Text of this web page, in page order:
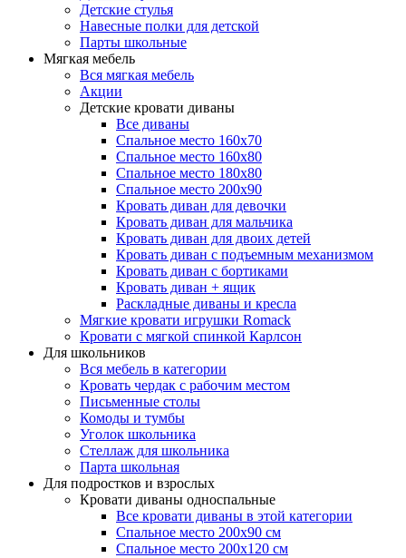
Детские стулья
Навесные полки для детской
Парты школьные
Мягкая мебель
Вся мягкая мебель
Акции
Детские кровати диваны
Все диваны
Спальное место 160х70
Спальное место 160х80
Спальное место 180х80
Спальное место 200х90
Кровать диван для девочки
Кровать диван для мальчика
Кровать диван для двоих детей
Кровать диван с подъемным механизмом
Кровать диван с бортиками
Кровать диван + ящик
Раскладные диваны и кресла
Мягкие кровати игрушки Romack
Кровати с мягкой спинкой Карлсон
Для школьников
Вся мебель в категории
Кровать чердак с рабочим местом
Письменные столы
Комоды и тумбы
Уголок школьника
Стеллаж для школьника
Парта школьная
Для подростков и взрослых
Кровати диваны односпальные
Все кровати диваны в этой категории
Спальное место 200х90 см
Спальное место 200х120 см